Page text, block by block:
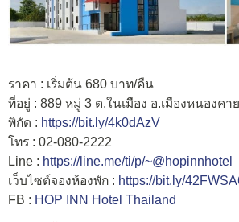
ราคา : เริ่มต้น 680 บาท/คืน
ที่อยู่ : 889 หมู่ 3 ต.ในเมือง อ.เมืองหนองค
พิกัด : https://bit.ly/4k0dAzV
โทร : 02-080-2222​
Line : https://line.me/ti/p/~@hopinnhotel
เว็บไซต์จองห้องพัก : https://bit.ly/
FB : HOP INN Hotel Thailand